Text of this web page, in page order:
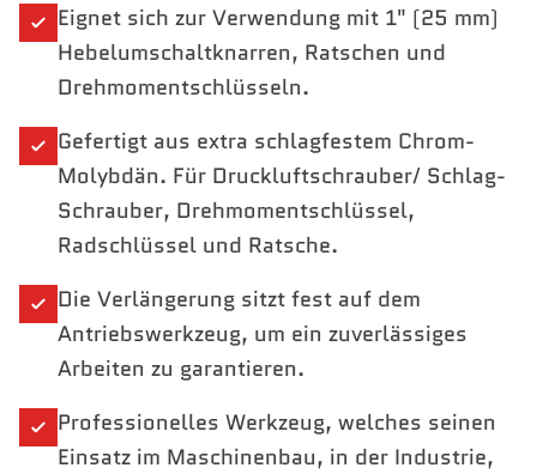
Eignet sich zur Verwendung mit 1" (25 mm)
Hebelumschaltknarren, Ratschen und
Drehmomentschlüsseln.
Gefertigt aus extra schlagfestem Chrom-
Molybdän. Für Druckluftschrauber/ Schlag-
Schrauber, Drehmomentschlüssel,
Radschlüssel und Ratsche.
Die Verlängerung sitzt fest auf dem
Antriebswerkzeug, um ein zuverlässiges
Arbeiten zu garantieren.
Professionelles Werkzeug, welches seinen
Einsatz im Maschinenbau, in der Industrie,